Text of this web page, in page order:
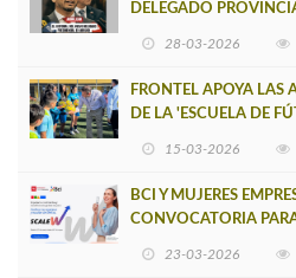
DELEGADO
28-03-2026
FRONTEL APOYA LAS
DE LA 'ESCUELA DE
15-03-2026
BCI Y MUJERES
CONVOCATORIA
23-03-2026